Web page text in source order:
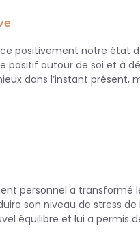
positivement notre état
positif autour de soi et à
dans l’instant présent,
personnel a transformé
son niveau de stress
équilibre et lui a permis